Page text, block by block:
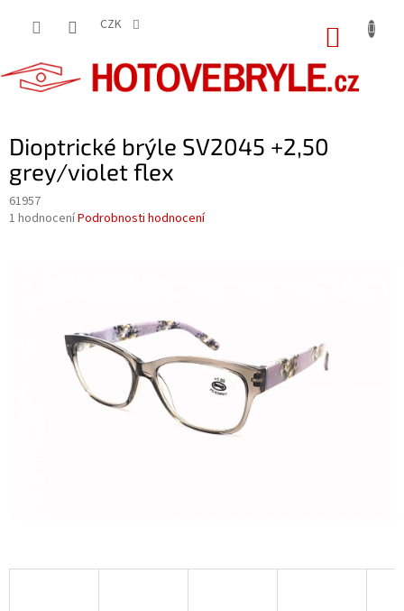
CZK
Dioptrické brýle SV2045 +2,50
grey/violet flex
61957
Průměrné
hvězdiček.
1 hodnoceníPodrobnosti hodnocení